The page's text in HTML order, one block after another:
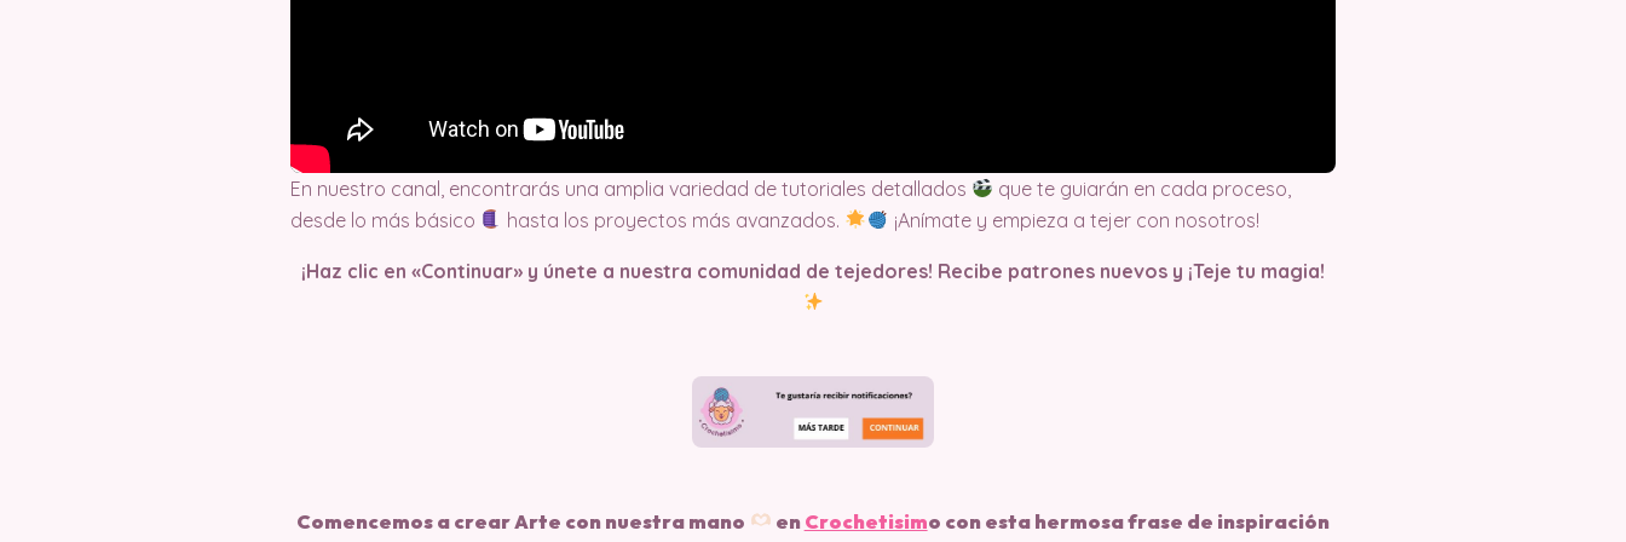
En nuestro canal, encontrarás una amplia variedad de tutoriales detallados
que te guiarán en cada proceso,
desde lo más básico
hasta los proyectos más avanzados. ¡Anímate y empieza a tejer con nosotros!
¡Haz clic en «Continuar» y únete a nuestra comunidad de tejedores! Recibe patrones nuevos y ¡Teje tu magia!
Comencemos a crear Arte con nuestra mano en Crochetisimo con esta hermosa frase de inspiración